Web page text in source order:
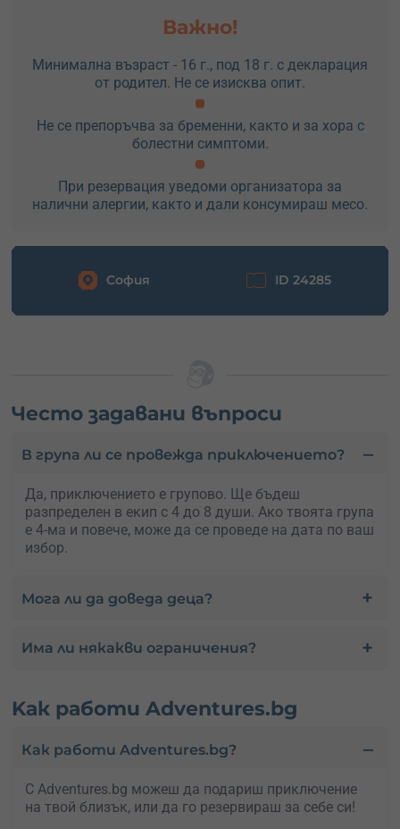
Важно!
Минимална възраст - 16 г., под 18 г. с декларация
от родител. Не се изисква опит.
Не се препоръчва за бременни, както и за хора с
болестни симптоми.
При резервация уведоми организатора за
налични алергии, както и дали консумираш месо.
София ID 24285
Често задавани въпроси
В група ли се провежда приключението?
Да, приключението е групово. Ще бъдеш
разпределен в екип с 4 до 8 души. Ако твоята група
е 4-ма и повече, може да се проведе на дата по ваш
избор.
Мога ли да доведа деца?
Има ли някакви ограничения?
Kак работи Adventures.bg
Как работи Adventures.bg?
С Adventures.bg можеш да подариш приключение
на твой близък, или да го резервираш за себе си!